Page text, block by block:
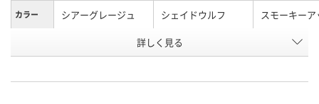
カラー シアーグレージュ シェイドウルフ スモーキー
AR19784 AWA3626
詳しく見る